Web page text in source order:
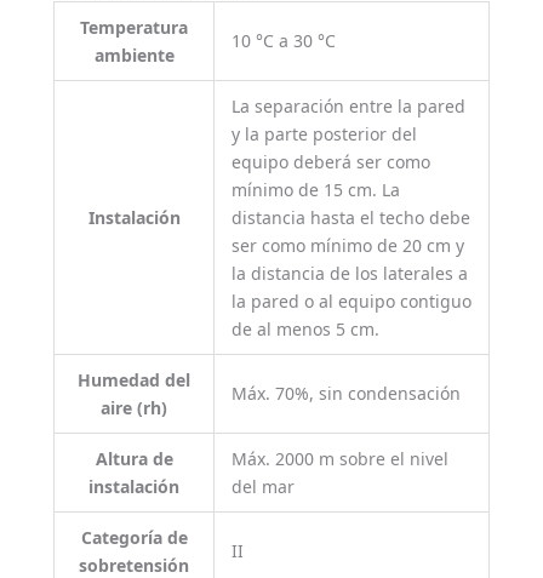
Temperatura
ambiente
10 °C a 30 °C
Instalación
La separación entre la pared
y la parte posterior del
equipo deberá ser como
mínimo de 15 cm. La
distancia hasta el techo debe
ser como mínimo de 20 cm y
la distancia de los laterales a
la pared o al equipo contiguo
de al menos 5 cm.
Humedad del
aire (rh)
Máx. 70%, sin condensación
Altura de
instalación
Máx. 2000 m sobre el nivel
del mar
Categoría de
sobretensión
II